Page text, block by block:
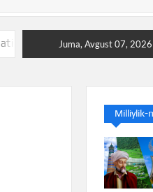
Baliq nimani
Juma, Avgust 07, 2026
Milliylik-